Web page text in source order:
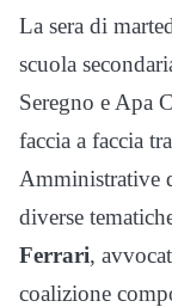
La sera di
scuola
Seregno e Apa
faccia a faccia
Amministrative
diverse
Ferrari,
coalizione